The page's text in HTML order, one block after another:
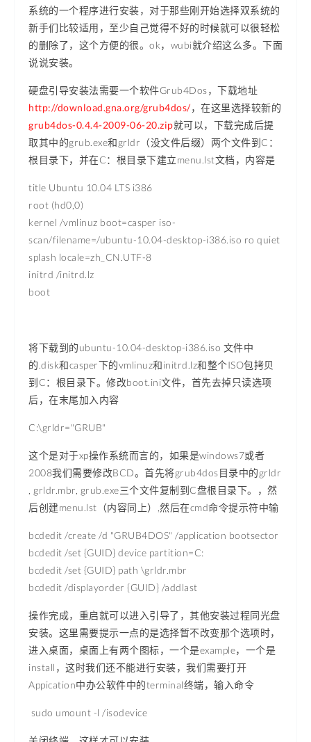
系统的一个程序进行安装，对于那些刚开始选择双系统的
新手们比较适用，至少自己觉得不好的时候就可以很轻松
的删除了，这个方便的很。ok，wubi就介绍这么多。下面
说说安装。
硬盘引导安装法需要一个软件Grub4Dos，下载地址
http://download.gna.org/grub4dos/，在这里选择较新的
grub4dos-0.4.4-2009-06-20.zip就可以，下载完成后提
取其中的grub.exe和grldr（没文件后缀）两个文件到C：
根目录下，并在C：根目录下建立menu.lst文档，内容是
title Ubuntu 10.04 LTS i386
root (hd0,0)
kernel /vmlinuz boot=casper iso-
scan/filename=/ubuntu-10.04-desktop-i386.iso ro quiet
splash locale=zh_CN.UTF-8
initrd /initrd.lz
boot
将下载到的ubuntu-10.04-desktop-i386.iso 文件中
的.disk和casper下的vmlinuz和initrd.lz和整个ISO包拷贝
到C：根目录下。修改boot.ini文件，首先去掉只读选项
后，在末尾加入内容
C:\grldr="GRUB"
这个是对于xp操作系统而言的，如果是windows7或者
2008我们需要修改BCD。首先将grub4dos目录中的grldr
, grldr.mbr, grub.exe三个文件复制到C盘根目录下。，然
后创建menu.lst（内容同上）,然后在cmd命令提示符中输
bcdedit /create /d "GRUB4DOS" /application bootsector
bcdedit /set {GUID} device partition=C:
bcdedit /set {GUID} path \grldr.mbr
bcdedit /displayorder {GUID} /addlast
操作完成，重启就可以进入引导了，其他安装过程同光盘
安装。这里需要提示一点的是选择暂不改变那个选项时，
进入桌面，桌面上有两个图标，一个是example，一个是
install，这时我们还不能进行安装，我们需要打开
Appication中办公软件中的terminal终端，输入命令
sudo umount -l /isodevice